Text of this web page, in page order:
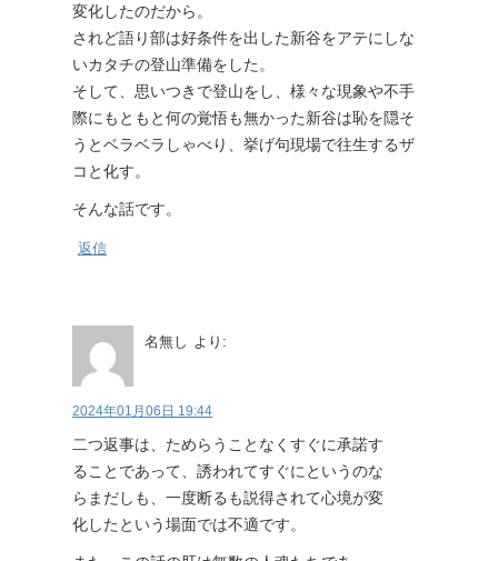
変化したのだから。
されど語り部は好条件を出した新谷をアテにしな
いカタチの登山準備をした。
そして、思いつきで登山をし、様々な現象や不手
際にもともと何の覚悟も無かった新谷は恥を隠そ
うとベラベラしゃべり、挙げ句現場で往生するザ
コと化す。
そんな話です。
返信
名無し より:
2024年01月06日 19:44
二つ返事は、ためらうことなくすぐに承諾す
ることであって、誘われてすぐにというのな
らまだしも、一度断るも説得されて心境が変
化したという場面では不適です。